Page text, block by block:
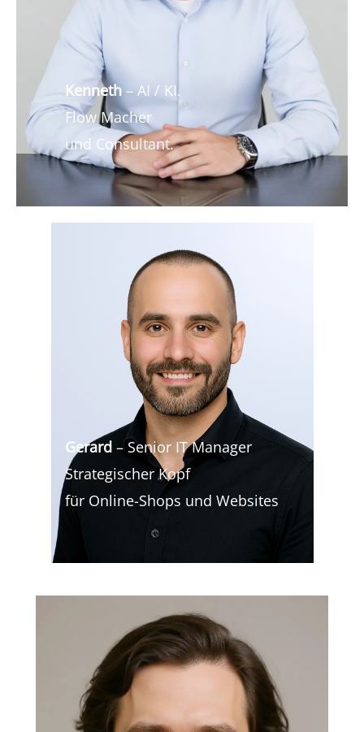
Kenneth – AI / KI.
Flow Macher
und Consultant.
Gerard – Senior IT Manager
Strategischer Kopf
für Online-Shops und Websites